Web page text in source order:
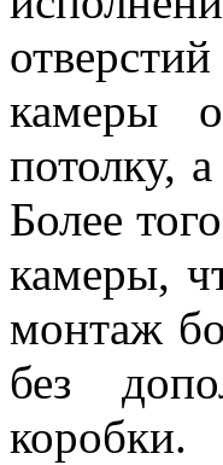
камеры
потолку,
Более
камеры,
монтаж
без
коробки.